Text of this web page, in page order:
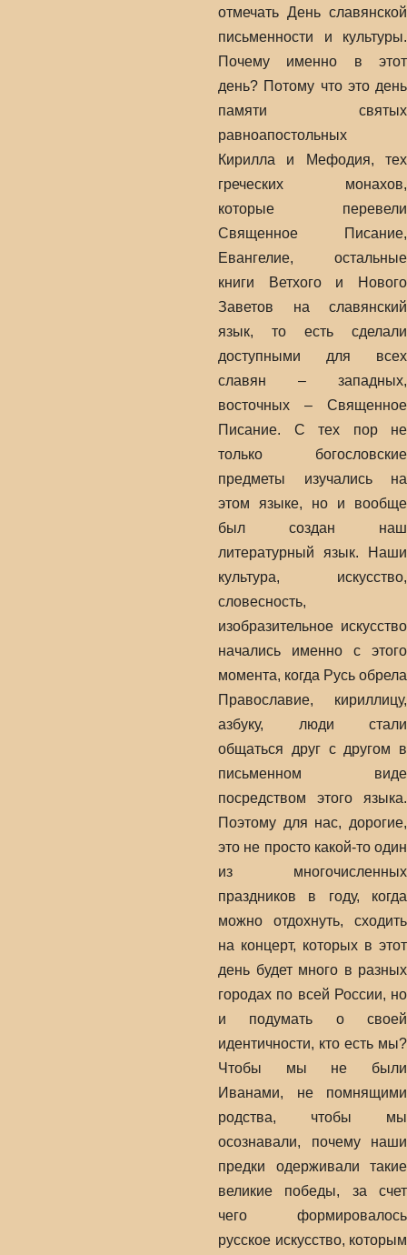
отмечать День славянской
письменности и культуры.
Почему именно в этот
день? Потому что это день
памяти святых
равноапостольных
Кирилла и Мефодия, тех
греческих монахов,
которые перевели
Священное Писание,
Евангелие, остальные
книги Ветхого и Нового
Заветов на славянский
язык, то есть сделали
доступными для всех
славян – западных,
восточных – Священное
Писание. С тех пор не
только богословские
предметы изучались на
этом языке, но и вообще
был создан наш
литературный язык. Наши
культура, искусство,
словесность,
изобразительное искусство
начались именно с этого
момента, когда Русь обрела
Православие, кириллицу,
азбуку, люди стали
общаться друг с другом в
письменном виде
посредством этого языка.
Поэтому для нас, дорогие,
это не просто какой-то один
из многочисленных
праздников в году, когда
можно отдохнуть, сходить
на концерт, которых в этот
день будет много в разных
городах по всей России, но
и подумать о своей
идентичности, кто есть мы?
Чтобы мы не были
Иванами, не помнящими
родства, чтобы мы
осознавали, почему наши
предки одерживали такие
великие победы, за счет
чего формировалось
русское искусство, которым